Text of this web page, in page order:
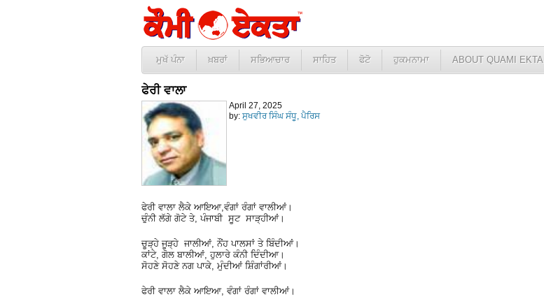
ਮੁਖੱ ਪੰਨਾ ਖ਼ਬਰਾਂ ਸਭਿਆਚਾਰ ਸਾਹਿਤ ਫੋਟੋ ਹੁਕਮਨਾਮਾ ABOUT QUAMI EKTA
ਫੇਰੀ ਵਾਲਾ
April 27, 2025
by: ਸੁਖਵੀਰ ਸਿੰਘ ਸੰਧੂ, ਪੈਰਿਸ
ਫੇਰੀ ਵਾਲਾ ਲੈਕੇ ਆਇਆ,ਵੰਗਾਂ ਰੰਗਾਂ ਵਾਲੀਆਂ।
ਚੁੰਨੀ ਲੱਗੇ ਗੋਟੇ ਤੇ, ਪੰਜਾਬੀ ਸੂਟ ਸਾੜ੍ਹੀਆਂ।
ਚੂੜ੍ਹੇ ਜੂੜ੍ਹੇ ਜਾਲੀਆਂ, ਨੌਂਹ ਪਾਲਸਾਂ ਤੇ ਬਿੰਦੀਆਂ।
ਕਾਂਟੇ, ਗੋਲ ਬਾਲੀਆਂ, ਹੁਲਾਰੇ ਕੰਨੀ ਦਿੰਦੀਆ।
ਸੋਹਣੇ ਸੋਹਣੇ ਨਗ ਪਾਕੇ, ਮੁੰਦੀਆਂ ਸ਼ਿੰਗਾਂਰੀਆਂ।
ਫੇਰੀ ਵਾਲਾ ਲੈਕੇ ਆਇਆ, ਵੰਗਾਂ ਰੰਗਾਂ ਵਾਲੀਆਂ।